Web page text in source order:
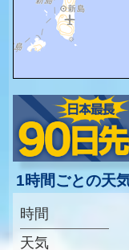
1時間ごとの天
時間
天気